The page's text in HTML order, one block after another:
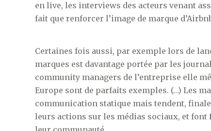
en live, les interviews des acteurs venant
fait que renforcer l’image de marque
Certaines fois aussi, par exemple lors de
marques est davantage portée par les
community managers de l’entreprise elle
Europe sont de parfaits exemples. (…) Les
communication statique mais tendent,
leurs actions sur les médias sociaux, et